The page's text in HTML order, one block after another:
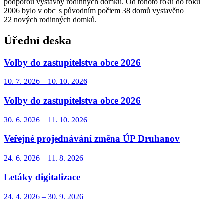
2006 bylo v obci s původním počtem 38 domů vystavěno
22 nových rodinných domků.
Úřední deska
Volby do zastupitelstva obce 2026
10. 7. 2026 – 10. 10. 2026
Volby do zastupitelstva obce 2026
30. 6. 2026 – 11. 10. 2026
Veřejné projednávání změna ÚP Druhanov
24. 6. 2026 – 11. 8. 2026
Letáky digitalizace
24. 4. 2026 – 30. 9. 2026